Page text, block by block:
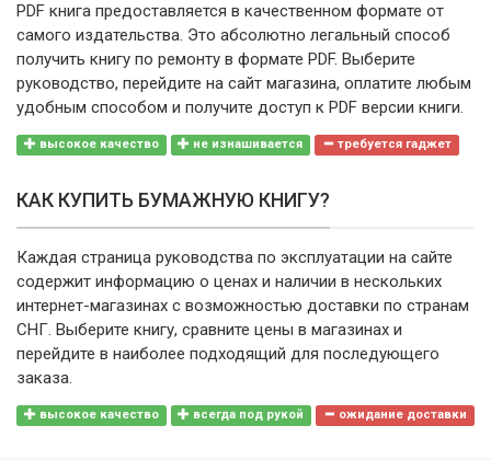
PDF книга предоставляется в качественном формате от
самого издательства. Это абсолютно легальный способ
получить книгу по ремонту в формате PDF. Выберите
руководство, перейдите на сайт магазина, оплатите любым
удобным способом и получите доступ к PDF версии книги.
высокое качество не изнашивается требуется гаджет
КАК КУПИТЬ БУМАЖНУЮ КНИГУ?
Каждая страница руководства по эксплуатации на сайте
содержит информацию о ценах и наличии в нескольких
интернет-магазинах с возможностью доставки по странам
СНГ. Выберите книгу, сравните цены в магазинах и
перейдите в наиболее подходящий для последующего
заказа.
высокое качество всегда под рукой ожидание доставки